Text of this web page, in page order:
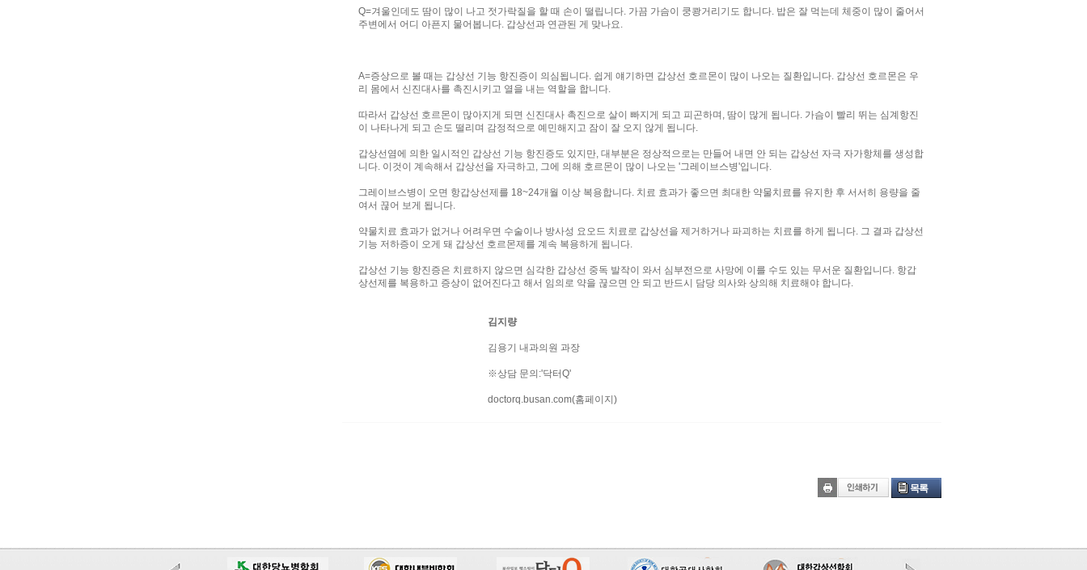
Q=겨울인데도 땀이 많이 나고 젓가락질을 할 때 손이 떨립니다. 가끔 가슴이 쿵쾅거리기도 합니다. 밥은 잘 먹는데 체중이 많이 줄어서
주변에서 어디 아픈지 물어봅니다. 갑상선과 연관된 게 맞나요.
A=증상으로 볼 때는 갑상선 기능 항진증이 의심됩니다. 쉽게 얘기하면 갑상선 호르몬이 많이 나오는 질환입니다. 갑상선 호르몬은 우
리 몸에서 신진대사를 촉진시키고 열을 내는 역할을 합니다.
따라서 갑상선 호르몬이 많아지게 되면 신진대사 촉진으로 살이 빠지게 되고 피곤하며, 땀이 많게 됩니다. 가슴이 빨리 뛰는 심계항진
이 나타나게 되고 손도 떨리며 감정적으로 예민해지고 잠이 잘 오지 않게 됩니다.
갑상선염에 의한 일시적인 갑상선 기능 항진증도 있지만, 대부분은 정상적으로는 만들어 내면 안 되는 갑상선 자극 자가항체를 생성합
니다. 이것이 계속해서 갑상선을 자극하고, 그에 의해 호르몬이 많이 나오는 '그레이브스병'입니다.
그레이브스병이 오면 항갑상선제를 18~24개월 이상 복용합니다. 치료 효과가 좋으면 최대한 약물치료를 유지한 후 서서히 용량을 줄
여서 끊어 보게 됩니다.
약물치료 효과가 없거나 어려우면 수술이나 방사성 요오드 치료로 갑상선을 제거하거나 파괴하는 치료를 하게 됩니다. 그 결과 갑상선
기능 저하증이 오게 돼 갑상선 호르몬제를 계속 복용하게 됩니다.
갑상선 기능 항진증은 치료하지 않으면 심각한 갑상선 중독 발작이 와서 심부전으로 사망에 이를 수도 있는 무서운 질환입니다. 항갑
상선제를 복용하고 증상이 없어진다고 해서 임의로 약을 끊으면 안 되고 반드시 담당 의사와 상의해 치료해야 합니다.
김지량
김용기 내과의원 과장
※상담 문의:'닥터Q'
doctorq.busan.com(홈페이지)
목록